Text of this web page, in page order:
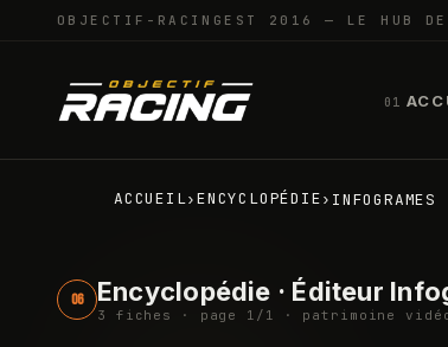
OBJECTIF-RACING EST 2016 — LE HUB
01
ACCUEIL›ENCYCLOPÉDIE› INFOGRAMES
06 Encyclopédie · Éditeur
3 fiche s · page 1 / 1 · patrimoine